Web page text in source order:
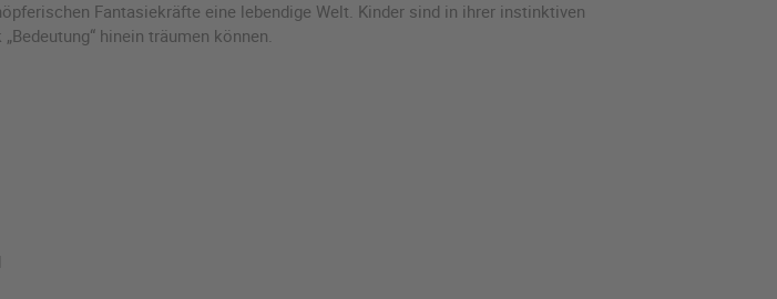
Fantasiekräfte eine lebendige Welt. Kinder sind in ihrer instinktiven
hinein träumen können.